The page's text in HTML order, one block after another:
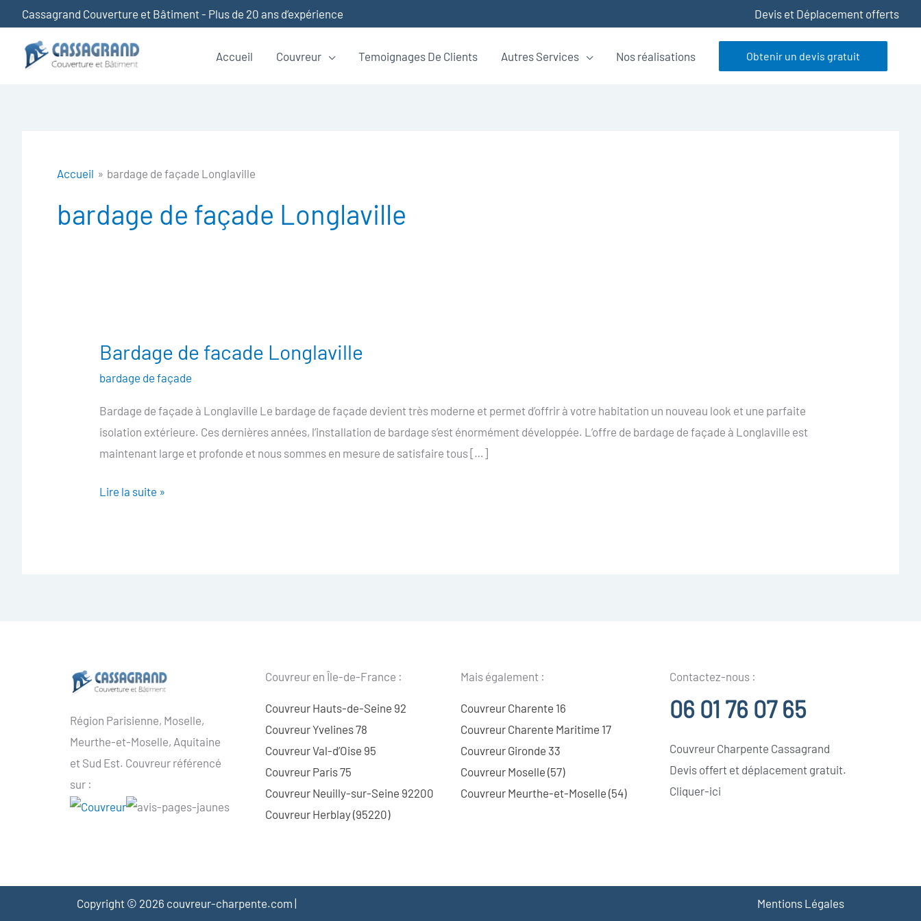
au
contenu
Cassagrand Couverture et Bâtiment - Plus de 20 ans d’expérience Devis et Déplacement offerts
Accueil Couvreur Temoignages De Clients Autres Services Nos réalisations Obtenir un devis gratuit
Accueil bardage de façade Longlaville
bardage de façade Longlaville
Bardage de facade Longlaville
bardage de façade
Bardage de façade à Longlaville Le bardage de façade devient très moderne et permet d’offrir à votre habitation un nouveau look et une parfaite
isolation extérieure. Ces dernières années, l’installation de bardage s’est énormément développée. L’offre de bardage de façade à Longlaville est
maintenant large et profonde et nous sommes en mesure de satisfaire tous […]
Bardage
Longlaville
Lire la suite »
Région Parisienne, Moselle,
Meurthe-et-Moselle, Aquitaine
et Sud Est. Couvreur référencé
sur :
Couvreur en Île-de-France :
Couvreur Hauts-de-Seine 92
Couvreur Yvelines 78
Couvreur Val-d’Oise 95
Couvreur Paris 75
Couvreur Neuilly-sur-Seine 92200
Couvreur Herblay (95220)
Mais également :
Couvreur Charente 16
Couvreur Charente Maritime 17
Couvreur Gironde 33
Couvreur Moselle (57)
Couvreur Meurthe-et-Moselle (54)
Contactez-nous :
06 01 76 07 65
Couvreur Charpente Cassagrand
Devis offert et déplacement gratuit.
Cliquer-ici
Copyright © 2026 couvreur-charpente.com | Mentions Légales